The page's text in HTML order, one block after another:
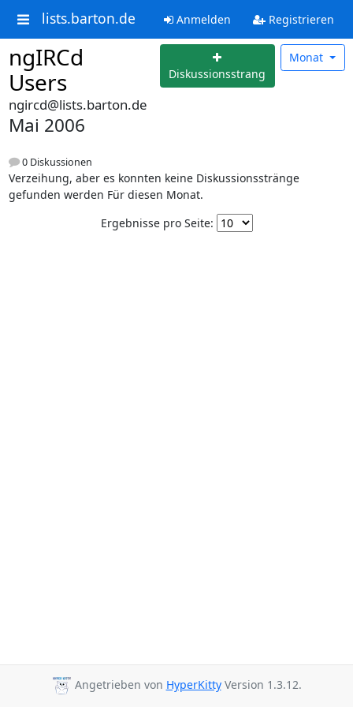
lists.barton.de Anmelden Registrieren
ngIRCd
Users
Diskussionsstrang
Monat
ngircd@lists.barton.de
Mai 2006
0 Diskussionen
Verzeihung, aber es konnten keine Diskussionsstränge
gefunden werden Für diesen Monat.
Ergebnisse pro Seite:
Angetrieben von HyperKittyVersion 1.3.12.